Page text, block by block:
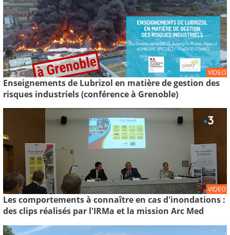
VIDEO
Enseignements de Lubrizol en matière de gestion des
risques industriels (conférence à Grenoble)
VIDEO
Les comportements à connaître en cas d'inondations :
des clips réalisés par l'IRMa et la mission Arc Med